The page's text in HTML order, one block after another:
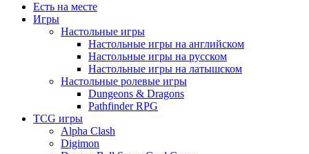
Есть на месте
Игры
Настольные игры
Настольные игры на английском
Настольные игры на русском
Настольные игры на латышском
Настольные ролевые игры
Dungeons & Dragons
Pathfinder RPG
TCG игры
Alpha Clash
Digimon